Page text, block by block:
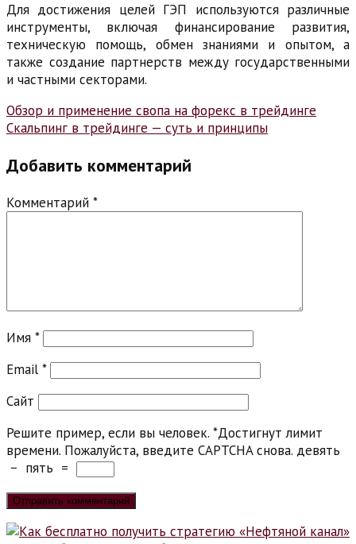
Для достижения целей ГЭП используются различные
инструменты, включая финансирование развития,
техническую помощь, обмен знаниями и опытом, а
также создание партнерств между государственными
и частными секторами.
Навигация
по
записям
Обзор и применение свопа на форекс в трейдинге
Скальпинг в трейдинге — суть и принципы
Добавить комментарий
Комментарий *
Имя *
Email *
Сайт
Решите пример, если вы человек. *Достигнут лимит
времени. Пожалуйста, введите CAPTCHA снова. девять
− пять =